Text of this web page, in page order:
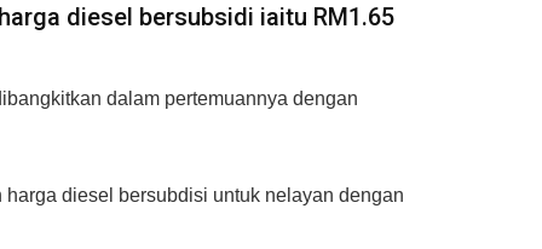
diesel bersubsidi iaitu RM1.65
dalam pertemuannya dengan
diesel bersubdisi untuk nelayan dengan